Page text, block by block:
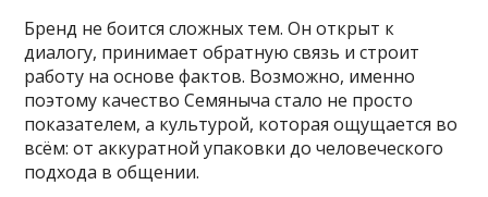
Бренд не боится сложных тем. Он открыт к
диалогу, принимает обратную связь и строит
работу на основе фактов. Возможно, именно
поэтому качество Семяныча стало не просто
показателем, а культурой, которая ощущается во
всём: от аккуратной упаковки до человеческого
подхода в общении.